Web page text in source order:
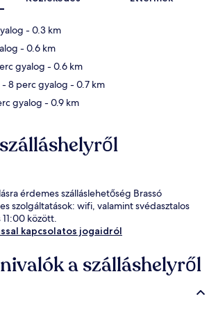
- 0.3 km
- 0.6 km
gyalog - 0.6 km
- 8 perc gyalog - 0.7 km
gyalog - 0.9 km
érdemes szálláslehetőség Brassó
szolgáltatások: wifi, valamint svédasztalos
között.
kapcsolatos jogaidról
a szálláshelyről